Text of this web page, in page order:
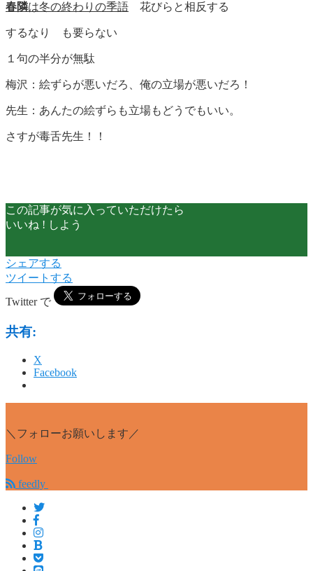
春隣は冬の終わりの季語 花びらと相反する
するなり も要らない
１句の半分が無駄
梅沢：絵ずらが悪いだろ、俺の立場が悪いだろ！
先生：あんたの絵ずらも立場もどうでもいい。
さすが毒舌先生！！
この記事が気に入っていただけたら
いいね ! しよう
シェアする
ツイートする
Twitter で
共有:
X
Facebook
＼フォローお願いします／
Follow
feedly